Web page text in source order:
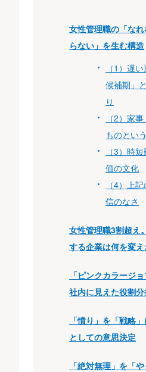
女性管理職の「な
らない」を生む構造
（1）遅
候補期」
り
（2）家
ものとい
（3）時
価の文化
（4）上
信のなさ
女性管理職3割超え
する企業は何を変え
「ピンクカラージ
社内に見えた役割
「憤り」を「戦略
としての意思決定
「絶対無理」を「